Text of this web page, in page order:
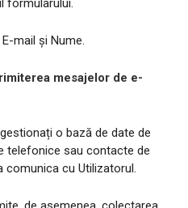
formularului.
mail și Nume.
mesajelor de e-
o bază de date de
telefonice sau contacte de
comunica cu Utilizatorul.